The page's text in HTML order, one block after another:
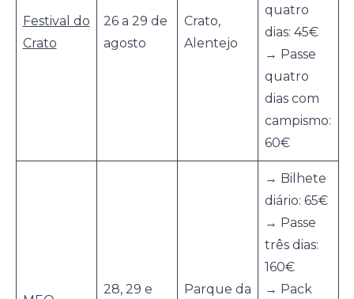
Festival do
Crato
26 a 29 de
agosto
Crato,
Alentejo
quatro
dias: 45€
→ Passe
quatro
dias com
campismo:
60€
28, 29 e Parque da
→ Bilhete
diário: 65€
→ Passe
três dias:
160€
→ Pack